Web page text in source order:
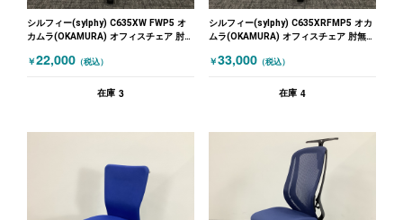
シルフィー(sylphy) C635XW FWP5 オ
カムラ(OKAMURA) オフィスチェア 肘無
￥22,000 （税込）
在庫 3
シルフィー(sylphy) C635XRFMP5 オカ
ムラ(OKAMURA) オフィスチェア 肘無し
￥33,000 （税込）
在庫 4